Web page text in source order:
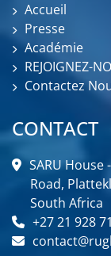
Accueil
Presse
Académie
REJOIGNEZ-
Contactez
CONTACT
SARU House
Road,
South Africa
+27 21 928